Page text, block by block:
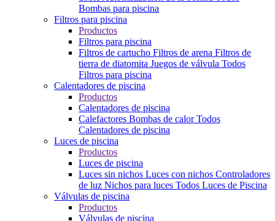
Bombas para piscina
Filtros para piscina
Productos
Filtros para piscina
Filtros de cartucho Filtros de arena Filtros de
tierra de diatomita Juegos de válvula Todos
Filtros para piscina
Calentadores de piscina
Productos
Calentadores de piscina
Calefactores Bombas de calorTodos
Calentadores de piscina
Luces de piscina
Productos
Luces de piscina
Luces sin nichos Luces con nichos Controladores
de luz Nichos para luces Todos Luces de Piscina
Válvulas de piscina
Productos
Válvulas de piscina